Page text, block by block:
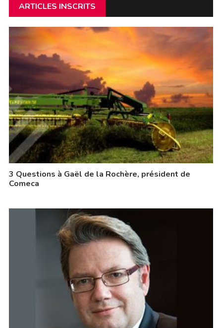
ARTICLES INSCRITS
3 Questions à Gaël de la Rochère, président de
Comeca